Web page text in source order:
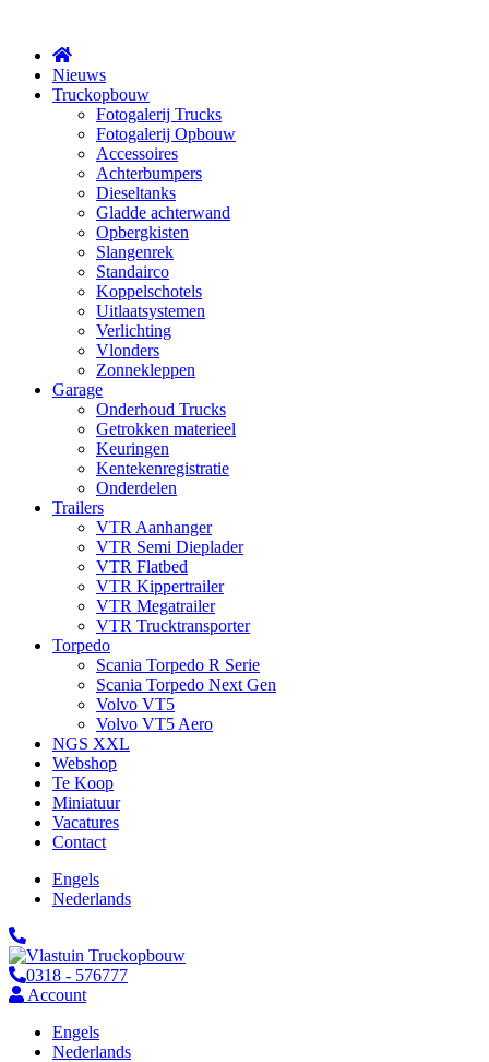
Nieuws
Truckopbouw
Fotogalerij Trucks
Fotogalerij Opbouw
Accessoires
Achterbumpers
Dieseltanks
Gladde achterwand
Opbergkisten
Slangenrek
Standairco
Koppelschotels
Uitlaatsystemen
Verlichting
Vlonders
Zonnekleppen
Garage
Onderhoud Trucks
Getrokken materieel
Keuringen
Kentekenregistratie
Onderdelen
Trailers
VTR Aanhanger
VTR Semi Dieplader
VTR Flatbed
VTR Kippertrailer
VTR Megatrailer
VTR Trucktransporter
Torpedo
Scania Torpedo R Serie
Scania Torpedo Next Gen
Volvo VT5
Volvo VT5 Aero
NGS XXL
Webshop
Te Koop
Miniatuur
Vacatures
Contact
Engels
Nederlands
0318 - 576777
Account
Engels
Nederlands